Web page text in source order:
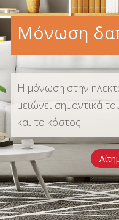
Μόνωση
Η μόνωση στην
μειώνει σημαντικά
και το κόστος.